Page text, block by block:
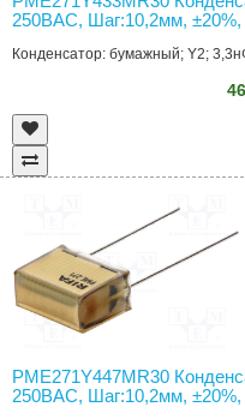
250ВAC, Шаг:10,2мм, ±20%,
Конденсатор: бумажный; Y2;
PME271Y447MR30
250ВAC, Шаг:10,2мм, ±20%,